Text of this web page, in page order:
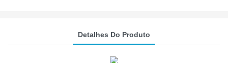
Detalhes Do Produto